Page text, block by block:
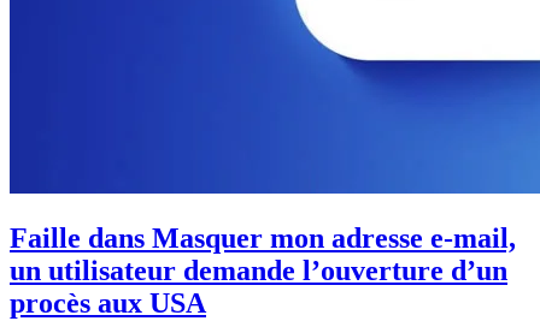
Faille dans Masquer mon adresse e-mail,
un utilisateur demande l’ouverture d’un
procès aux USA